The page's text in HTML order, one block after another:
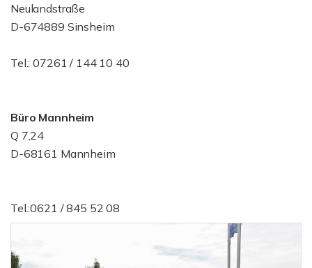
Neulandstraße
D-674889 Sinsheim
Tel.: 07261 / 144 10 40
Büro Mannheim
Q 7,24
D-68161 Mannheim
Tel.:0621 / 845 52 08